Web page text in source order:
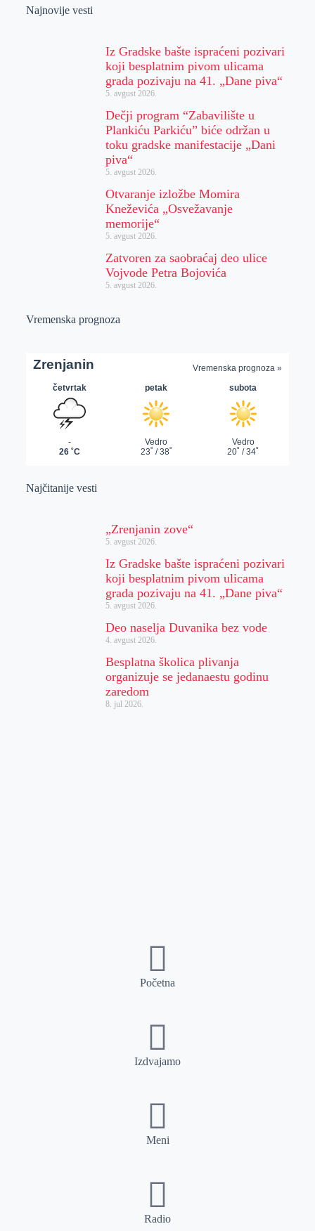
Najnovije vesti
Iz Gradske bašte ispraćeni pozivari
koji besplatnim pivom ulicama
grada pozivaju na 41. „Dane piva“
5. avgust 2026.
Dečji program “Zabavilište u
Plankiću Parkiću” biće održan u
toku gradske manifestacije „Dani
piva“
5. avgust 2026.
Otvaranje izložbe Momira
Kneževića „Osvežavanje
memorije“
5. avgust 2026.
Zatvoren za saobraćaj deo ulice
Vojvode Petra Bojovića
5. avgust 2026.
Vremenska prognoza
Najčitanije vesti
„Zrenjanin zove“
5. avgust 2026.
Iz Gradske bašte ispraćeni pozivari
koji besplatnim pivom ulicama
grada pozivaju na 41. „Dane piva“
5. avgust 2026.
Deo naselja Duvanika bez vode
4. avgust 2026.
Besplatna školica plivanja
organizuje se jedanaestu godinu
zaredom
8. jul 2026.
Početna
Izdvajamo
Meni
Radio